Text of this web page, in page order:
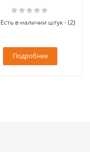
Есть в наличии штук - (2)
Подробнее